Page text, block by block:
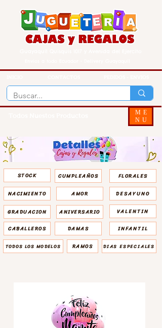
ME
NU
STOCK FLORALES
CUMPLEAÑOS
NACIMIENTO
AMOR
DESAYUNO
GRADUACION
ANIVERSARIO
CABALLEROS
DAMAS
VALENTIN
DIAS ESPECIALES
TODOS LOS MODELOS
INFANTIL
RAMOS